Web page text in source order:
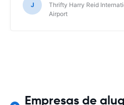
J
Thrifty Harry Reid
Airport
Empresas de